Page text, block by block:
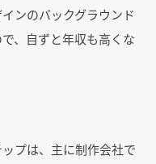
ンのバックグラウンド
、自ずと年収も高くな
プは、主に制作会社で